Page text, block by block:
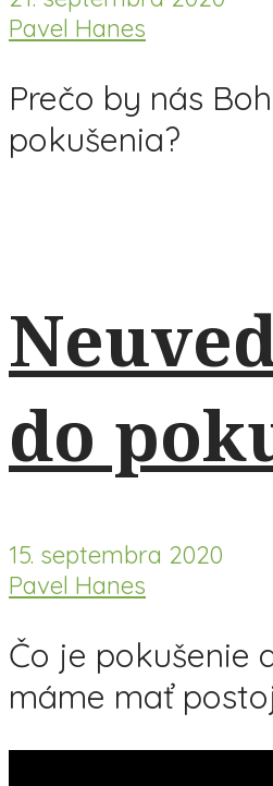
Pavel Hanes
Prečo by nás
pokušenia?
do
15. septembra 2020
Pavel Hanes
Čo je pokušenie
máme mať